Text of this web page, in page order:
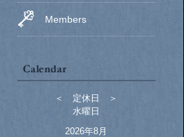
Members
＜ 定休日 ＞
水曜日
2026年8月